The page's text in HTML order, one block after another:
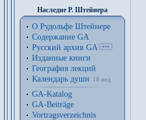
Наследие Р. Штейнера
О Рудольфе Штейнере
Содержание GA
Русский архив GA
Изданные книги
География лекций
Календарь души
18 нед.
GA-Katalog
GA-Beiträge
Vortragsverzeichnis